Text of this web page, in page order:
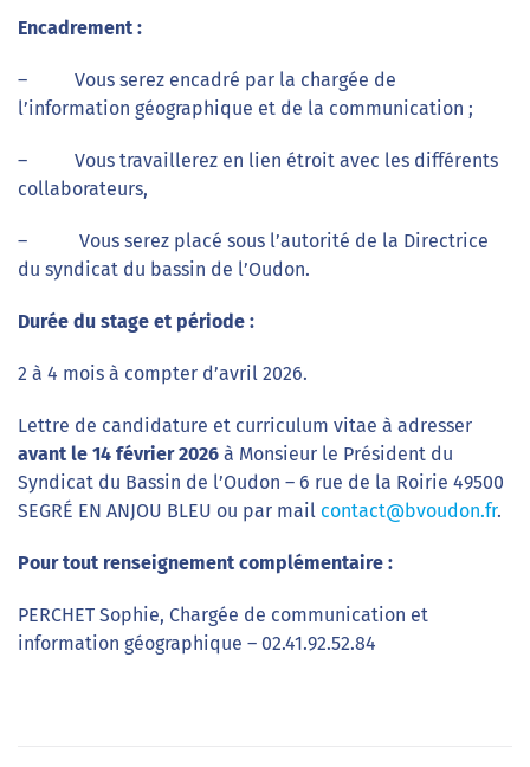
Encadrement :
– Vous serez encadré par la chargée de
l’information géographique et de la communication ;
– Vous travaillerez en lien étroit avec les différents
collaborateurs,
– Vous serez placé sous l’autorité de la Directrice
du syndicat du bassin de l’Oudon.
Durée du stage et période :
2 à 4 mois à compter d’avril 2026.
Lettre de candidature et curriculum vitae à adresser
avant le 14 février 2026 à Monsieur le Président du
Syndicat du Bassin de l’Oudon – 6 rue de la Roirie 49500
SEGRÉ EN ANJOU BLEU ou par mail contact@bvoudon.fr.
Pour tout renseignement complémentaire :
PERCHET Sophie, Chargée de communication et
information géographique – 02.41.92.52.84